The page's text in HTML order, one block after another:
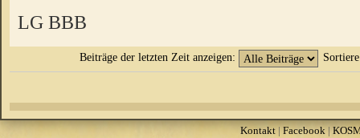
LG BBB
Beiträge der letzten Zeit anzeigen:
Kontakt| Facebook|